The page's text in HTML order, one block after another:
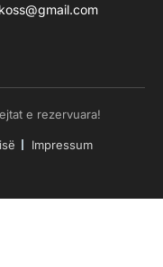
e rezervuara!
Impressum